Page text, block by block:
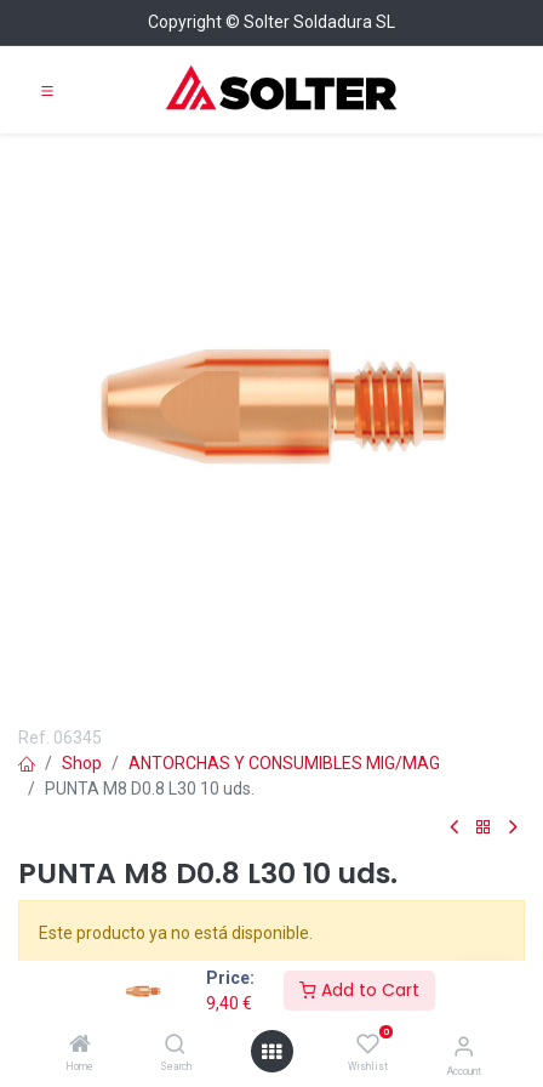
Price:
9,40 €
Add to Cart
Home Search
0
Wishlist Account
Copyright © Solter Soldadura SL
Ref. 06345
Shop
ANTORCHAS Y CONSUMIBLES MIG/MAG
PUNTA M8 D0.8 L30 10 uds.
PUNTA M8 D0.8 L30 10 uds.
Este producto ya no está disponible.
Punta de Contacto MIG M8 L30 Ø0,8 mm Cobre (Ref. 06345) es la
solución ideal para evitar cortes de arco o inestabilidad durante
procesos de soldadura continua. Fabricada en cobre de alta
pureza, garantiza una conducción eficiente de la corriente y una